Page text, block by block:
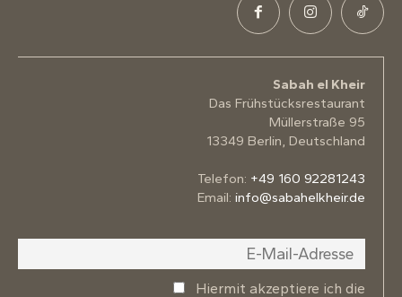
Sabah el Kheir
Das Frühstücksrestaurant
Müllerstraße 95
13349 Berlin, Deutschland
Telefon: +49 160 92281243
Email: info@sabahelkheir.de
Hiermit akzeptiere ich die